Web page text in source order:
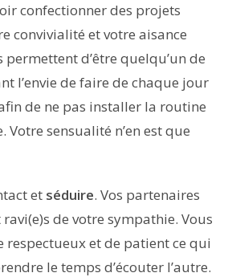
confectionner des projets
convivialité et votre aisance
d’être quelqu’un de
l’envie de faire de chaque jour
de ne pas installer la routine
Votre sensualité n’en est que
et séduire. Vos partenaires
de votre sympathie. Vous
respectueux et de patient ce qui
le temps d’écouter l’autre.